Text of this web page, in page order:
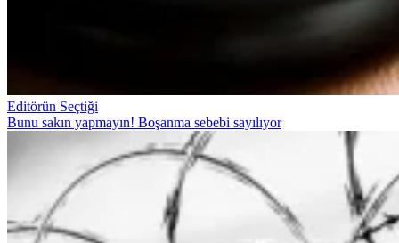
Editörün Seçtiği
Bunu sakın yapmayın! Boşanma sebebi sayılıyor